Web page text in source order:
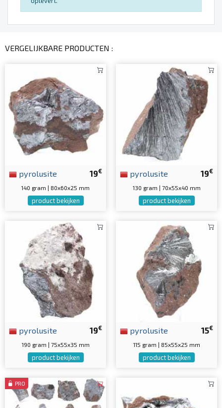
VERGELIJKBARE PRODUCTEN :
19€
pyrolusite
140 gram | 80x60x25 mm
product bekijken
19€
pyrolusite
130 gram | 70x55x40 mm
product bekijken
19€
pyrolusite
190 gram | 75x55x35 mm
product bekijken
15€
pyrolusite
115 gram | 85x55x25 mm
product bekijken
PRO